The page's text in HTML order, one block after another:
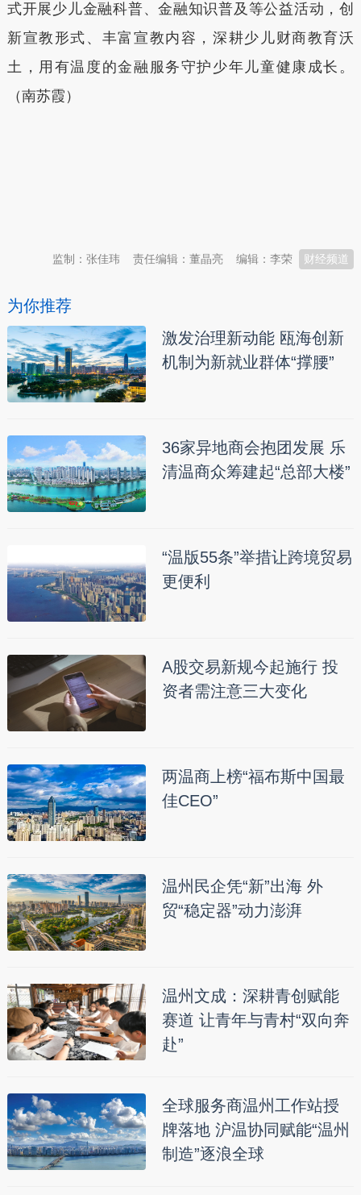
式开展少儿金融科普、金融知识普及等公益活动，创
新宣教形式、丰富宣教内容，深耕少儿财商教育沃
土，用有温度的金融服务守护少年儿童健康成长。
（南苏霞 ）
财经频道
编辑：李荣
责任编辑：董晶亮
监制：张佳玮
为你推荐
激发治理新动能 瓯海创新
机制为新就业群体“撑腰”
36家异地商会抱团发展 乐
清温商众筹建起“总部大楼”
“温版55条”举措让跨境贸易
更便利
A股交易新规今起施行 投
资者需注意三大变化
两温商上榜“福布斯中国最
佳CEO”
温州民企凭“新”出海 外
贸“稳定器”动力澎湃
温州文成：深耕青创赋能
赛道 让青年与青村“双向奔
赴”
全球服务商温州工作站授
牌落地 沪温协同赋能“温州
制造”逐浪全球